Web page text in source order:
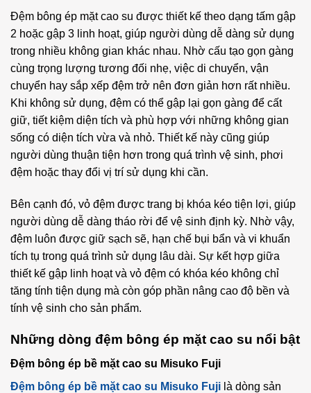
Đệm bông ép mặt cao su được thiết kế theo dạng tấm gập
2 hoặc gập 3 linh hoạt, giúp người dùng dễ dàng sử dụng
trong nhiều không gian khác nhau. Nhờ cấu tạo gọn gàng
cùng trọng lượng tương đối nhẹ, việc di chuyển, vận
chuyển hay sắp xếp đệm trở nên đơn giản hơn rất nhiều.
Khi không sử dụng, đệm có thể gập lại gọn gàng để cất
giữ, tiết kiệm diện tích và phù hợp với những không gian
sống có diện tích vừa và nhỏ. Thiết kế này cũng giúp
người dùng thuận tiện hơn trong quá trình vệ sinh, phơi
đệm hoặc thay đổi vị trí sử dụng khi cần.
Bên cạnh đó, vỏ đệm được trang bị khóa kéo tiện lợi, giúp
người dùng dễ dàng tháo rời để vệ sinh định kỳ. Nhờ vậy,
đệm luôn được giữ sạch sẽ, hạn chế bụi bẩn và vi khuẩn
tích tụ trong quá trình sử dụng lâu dài. Sự kết hợp giữa
thiết kế gập linh hoạt và vỏ đệm có khóa kéo không chỉ
tăng tính tiện dụng mà còn góp phần nâng cao độ bền và
tính vệ sinh cho sản phẩm.
Những dòng đệm bông ép mặt cao su nổi bật
Đệm bông ép bề mặt cao su Misuko Fuji
Đệm bông ép bề mặt cao su Misuko Fuji là dòng sản